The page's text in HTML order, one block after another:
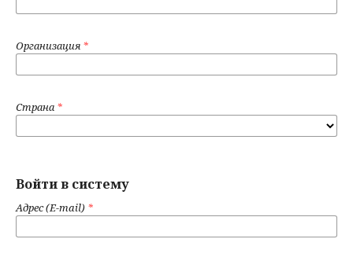
Организация *
Страна *
Войти в систему
Адрес (E-mail) *